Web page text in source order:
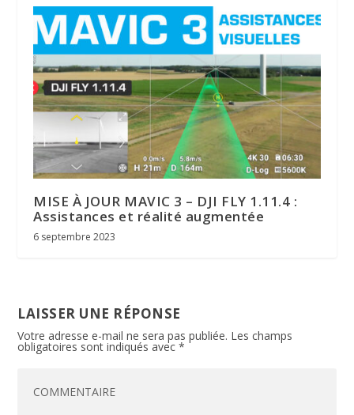
MISE À JOUR MAVIC 3 – DJI FLY 1.11.4 :
Assistances et réalité augmentée
6 septembre 2023
LAISSER UNE RÉPONSE
Votre adresse e-mail ne sera pas publiée. Les champs
obligatoires sont indiqués avec*